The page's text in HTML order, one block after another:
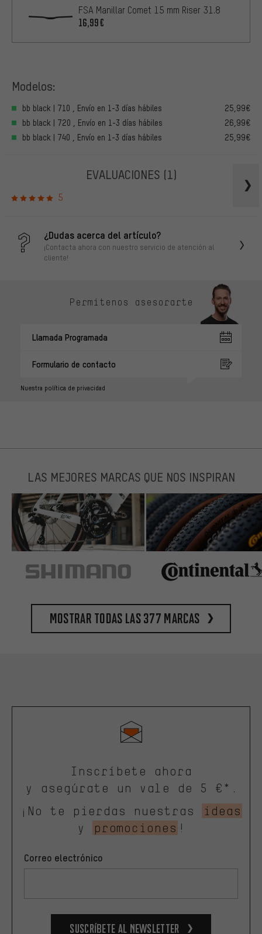
FSA Manillar Comet 15 mm Riser 31.8
16,99€
Modelos:
bb black | 710 , Envío en 1-3 días hábiles
25,99€
bb black | 720 , Envío en 1-3 días hábiles
26,99€
bb black | 740 , Envío en 1-3 días hábiles
25,99€
EVALUACIONES (1)
5
¿Dudas acerca del artículo?
¡Contacta ahora con nuestro servicio de atención al
cliente!
Permítenos asesorarte
Llamada Programada
Formulario de contacto
Nuestra política de privacidad
LAS MEJORES MARCAS QUE NOS INSPIRAN
Mostrar todas las 377 marcas
Inscríbete ahora
y asegúrate un vale de 5 €*.
¡No te pierdas nuestras
ideas
y
promociones !
Correo electrónico
Suscríbete al newsletter